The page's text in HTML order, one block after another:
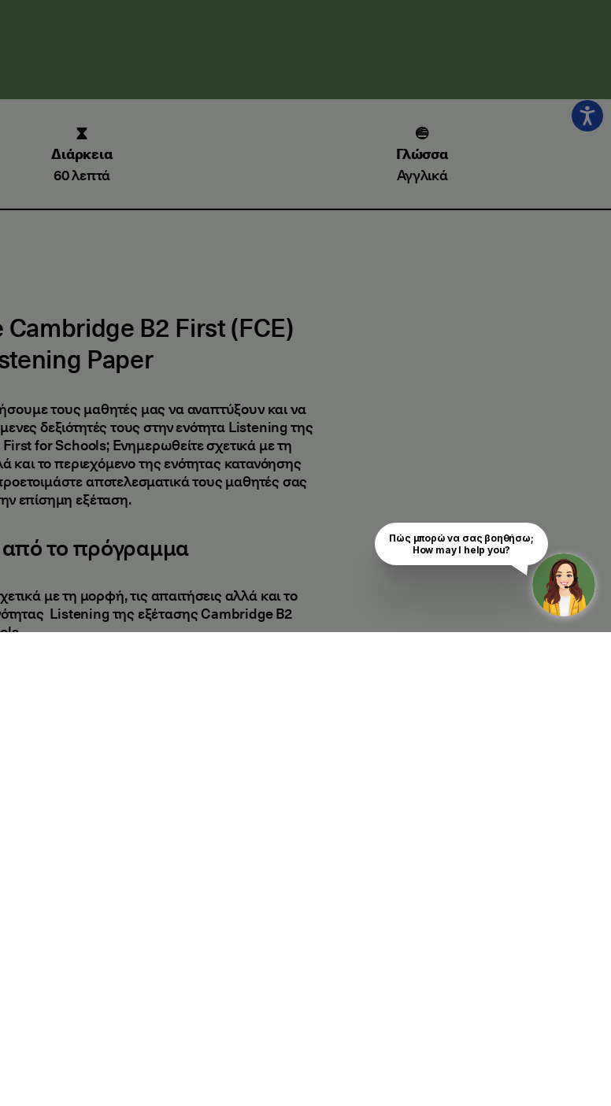
Διάρκεια
60 λεπτά
Γλώσσα
Αγγλικά
B2 First (FCE)
Paper
τους μαθητές μας να αναπτύξουν και να
δεξιότητές τους στην ενότητα Listening της
for Schools; Ενημερωθείτε σχετικά με τη
και το περιεχόμενο της ενότητας κατανόησης
αποτελεσματικά τους μαθητές σας
επίσημη εξέταση.
από το πρόγραμμα
με τη μορφή, τις απαιτήσεις αλλά και το
Listening της εξέτασης Cambridge B2
Πώς μπορώ να σας βοηθήσω;
How may I help you?